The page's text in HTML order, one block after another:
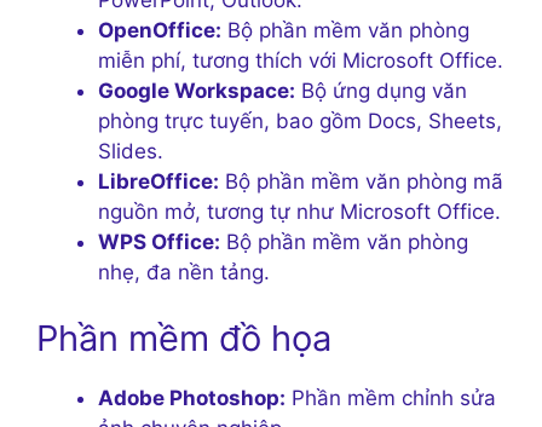
OpenOffice: Bộ phần mềm văn phòng
miễn phí, tương thích với Microsoft Office.
Google Workspace: Bộ ứng dụng văn
phòng trực tuyến, bao gồm Docs, Sheets,
Slides.
LibreOffice: Bộ phần mềm văn phòng mã
nguồn mở, tương tự như Microsoft Office.
WPS Office: Bộ phần mềm văn phòng
nhẹ, đa nền tảng.
Phần mềm đồ họa
Adobe Photoshop: Phần mềm chỉnh sửa